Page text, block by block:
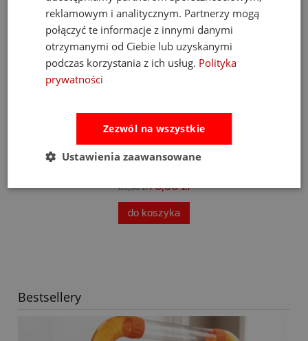
89,00 zł76,00 zł
do koszyka
Bestsellery
reklamowym i analitycznym. Partnerzy mogą
połączyć te informacje z innymi danymi
otrzymanymi od Ciebie lub uzyskanymi
podczas korzystania z ich usług. Polityka
prywatności
Zezwól na wszystkie
Ustawienia zaawansowane